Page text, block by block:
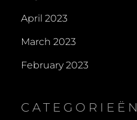
April 2023
March 2023
February 2023
CATEGORIEËN